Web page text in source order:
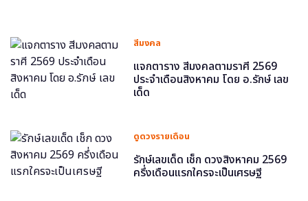
สีมงคล
แจกตาราง สีมงคลตามราศี 2569
ประจำเดือนสิงหาคม โดย อ.รักษ์ เลข
เด็ด
ดูดวงรายเดือน
รักษ์เลขเด็ด เช็ก ดวงสิงหาคม 2569
ครึ่งเดือนแรกใครจะเป็นเศรษฐี